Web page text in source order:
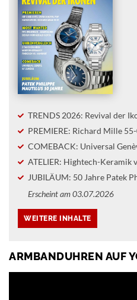
TRENDS 2026: Revival der
PREMIERE: Richard Mille
COMEBACK: Universal
ATELIER: Hightech-Keramik
JUBILÄUM: 50 Jahre Patek
Erscheint am 03.07.2026
ARMBANDUHREN AUF